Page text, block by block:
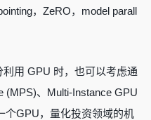
，ZeRO，model parall
用 GPU 时，也可以考虑通
(MPS)、Multi-Instance GPU
个GPU，量化投资领域的机